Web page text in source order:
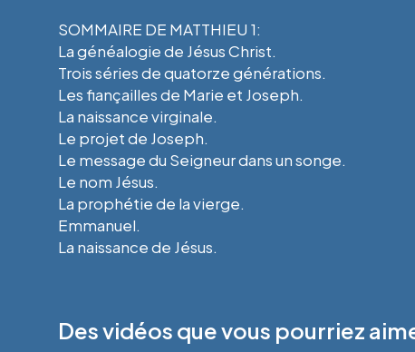
SOMMAIRE DE MATTHIEU 1:
La généalogie de Jésus Christ.
Trois séries de quatorze générations.
Les fiançailles de Marie et Joseph.
La naissance virginale.
Le projet de Joseph.
Le message du Seigneur dans un songe.
Le nom Jésus.
La prophétie de la vierge.
Emmanuel.
La naissance de Jésus.
Des vidéos que vous pourriez